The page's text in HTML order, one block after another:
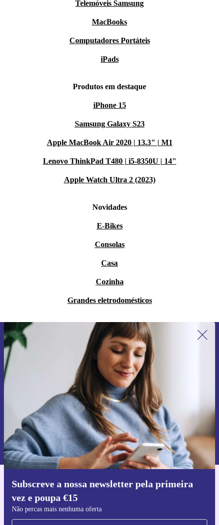
Telemóveis Samsung
MacBooks
Computadores Portáteis
iPads
Produtos em destaque
iPhone 15
Samsung Galaxy S23
Apple MacBook Air 2020 | 13.3" | M1
Lenovo ThinkPad T480 | i5-8350U | 14"
Apple Watch Ultra 2 (2023)
Novidades
E-Bikes
Consolas
Casa
Cozinha
Grandes eletrodomésticos
Subscreve a nossa newsletter pela primeira
vez e poupa €15
Não percas mais nenhuma oferta
Subscreve a nossa newsletter pela
primeira vez e poupa 15€!
Não percas mais nenhuma oferta.
Pedir voucher
Informações sobre o uso de dados pessoais podem ser encontrados na
nossa
Política de Privacidade.
Faz o download da app refurbed
Para iOS e Android